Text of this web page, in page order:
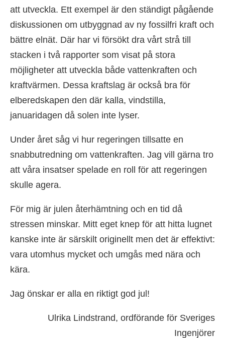
att utveckla. Ett exempel är den ständigt pågående
diskussionen om utbyggnad av ny fossilfri kraft och
bättre elnät. Där har vi försökt dra vårt strå till
stacken i två rapporter som visat på stora
möjligheter att utveckla både vattenkraften och
kraftvärmen. Dessa kraftslag är också bra för
elberedskapen den där kalla, vindstilla,
januaridagen då solen inte lyser.
Under året såg vi hur regeringen tillsatte en
snabbutredning om vattenkraften. Jag vill gärna tro
att våra insatser spelade en roll för att regeringen
skulle agera.
För mig är julen återhämtning och en tid då
stressen minskar. Mitt eget knep för att hitta lugnet
kanske inte är särskilt originellt men det är effektivt:
vara utomhus mycket och umgås med nära och
kära.
Jag önskar er alla en riktigt god jul!
Ulrika Lindstrand, ordförande för Sveriges
Ingenjörer